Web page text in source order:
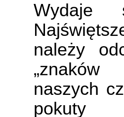
Wydaje
należy
naszych
pokuty